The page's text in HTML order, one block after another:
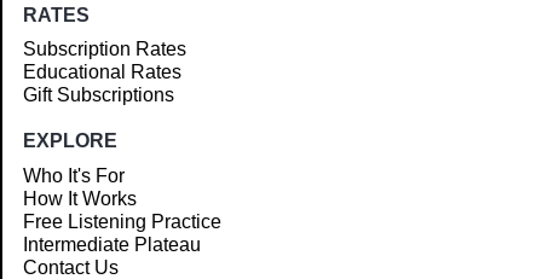
RATES
Subscription Rates
Educational Rates
Gift Subscriptions
EXPLORE
Who It's For
How It Works
Free Listening Practice
Intermediate Plateau
Contact Us